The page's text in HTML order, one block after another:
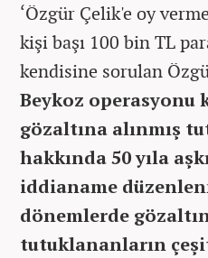
‘Özgür Çelik'e oy
kişi başı 100 bin TL
kendisine sorulan
Beykoz operasyonu
gözaltına alınmış
hakkında 50 yıla
iddianame
dönemlerde
tutuklananların